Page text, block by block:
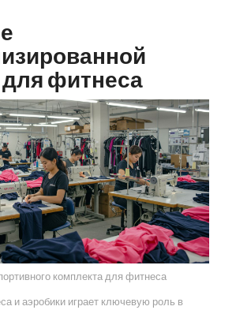
фитнеса
комплекта для фитнеса
и аэробики играет ключевую роль в